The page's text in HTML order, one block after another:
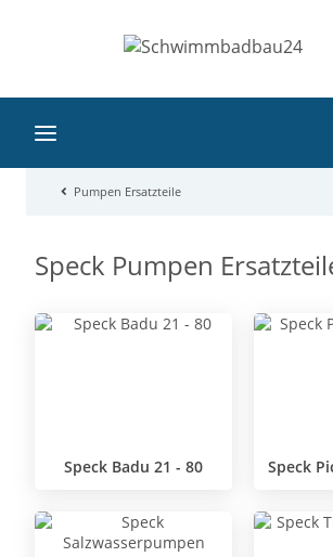
Pumpen Ersatzteile
Speck Pumpen
Speck Badu 21 - 80 Speck